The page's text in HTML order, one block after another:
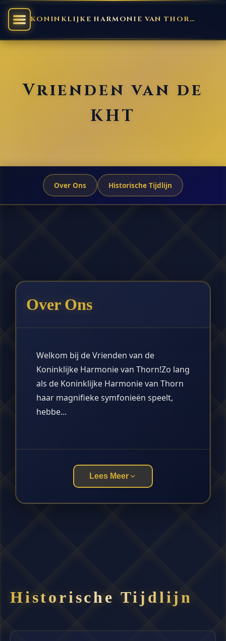
KONINKLIJKE HARMONIE VAN THORN
Vrienden van de
KHT
Over Ons Historische Tijdlijn
Over Ons
Welkom bij de Vrienden van de
Koninklijke Harmonie van Thorn!Zo lang
als de Koninklijke Harmonie van Thorn
haar magnifieke symfonieën speelt,
hebbe...
Lees Meer
Historische Tijdlijn